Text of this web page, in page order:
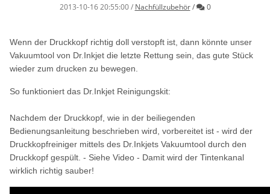
2013-10-16 20:55:00 / Nachfüllzubehör / Kommentare
0
Wenn der Druckkopf richtig doll verstopft ist, dann könnte unser
Vakuumtool von Dr.Inkjet die letzte Rettung sein, das gute Stück
wieder zum drucken zu bewegen.
So funktioniert das Dr.Inkjet Reinigungskit:
Nachdem der Druckkopf, wie in der beiliegenden
Bedienungsanleitung beschrieben wird, vorbereitet ist - wird der
Druckkopfreiniger mittels des Dr.Inkjets Vakuumtool durch den
Druckkopf gespült. - Siehe Video - Damit wird der Tintenkanal
wirklich richtig sauber!